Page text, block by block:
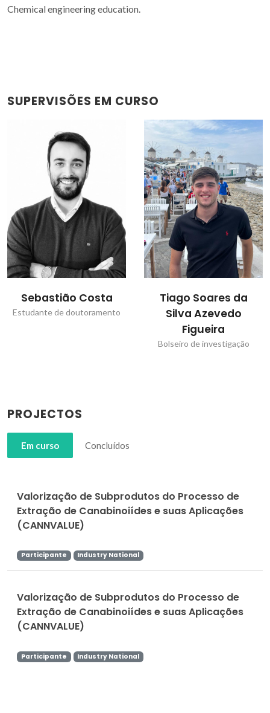
Chemical engineering education.
SUPERVISÕES EM CURSO
Sebastião Costa
Estudante de doutoramento
Tiago Soares da
Silva Azevedo
Figueira
Bolseiro de investigação
PROJECTOS
Em curso Concluídos
Valorização de Subprodutos do Processo de
Extração de Canabinoiídes e suas Aplicações
(CANNVALUE)
Participante Industry National
Valorização de Subprodutos do Processo de
Extração de Canabinoiídes e suas Aplicações
(CANNVALUE)
Participante Industry National